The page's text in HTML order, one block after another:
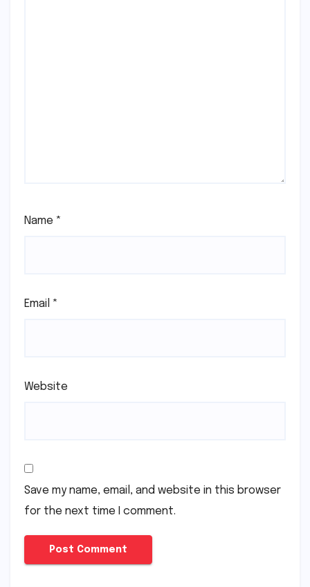
Name *
Email *
Website
Save my name, email, and website in this browser
for the next time I comment.